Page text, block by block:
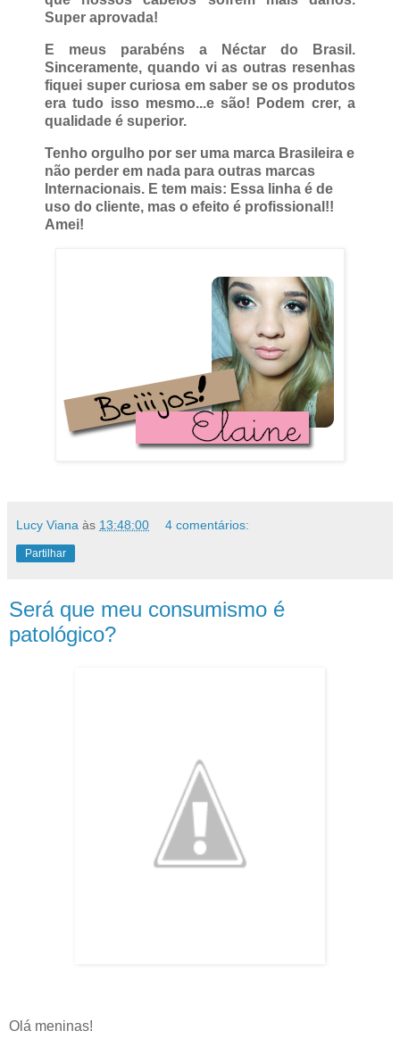
Super aprovada!
E meus parabéns a Néctar do Brasil.
Sinceramente, quando vi as outras resenhas
fiquei super curiosa em saber se os produtos
era tudo isso mesmo...e são! Podem crer, a
qualidade é superior.
Tenho orgulho por ser uma marca Brasileira e
não perder em nada para outras marcas
Internacionais. E tem mais: Essa linha é de
uso do cliente, mas o efeito é profissional!!
Amei!
Lucy Viana às 13:48:00 4 comentários:
Partilhar
Será que meu consumismo é
patológico?
Olá meninas!